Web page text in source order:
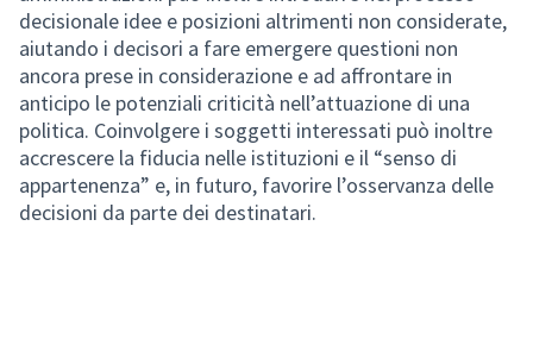
decisionale idee e posizioni altrimenti non considerate,
aiutando i decisori a fare emergere questioni non
ancora prese in considerazione e ad affrontare in
anticipo le potenziali criticità nell’attuazione di una
politica. Coinvolgere i soggetti interessati può inoltre
accrescere la fiducia nelle istituzioni e il “senso di
appartenenza” e, in futuro, favorire l’osservanza delle
decisioni da parte dei destinatari.